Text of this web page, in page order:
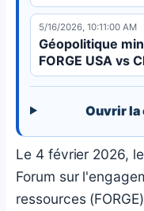
5/16/2026, 10:11:00 AM
Géopolitique
FORGE USA vs
Ouvrir
Le 4 février 2026,
Forum sur
ressources